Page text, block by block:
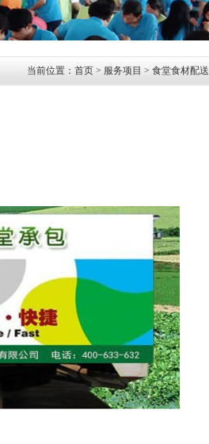
当前位置： 首页 > 服务项目 > 食堂食材配送